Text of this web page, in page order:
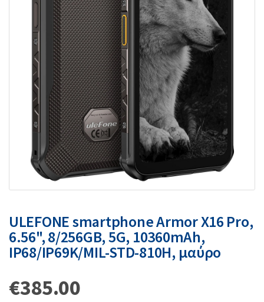
ULEFONE smartphone Armor X16 Pro,
6.56", 8/256GB, 5G, 10360mAh,
IP68/IP69K/MIL-STD-810H, μαύρο
€385.00